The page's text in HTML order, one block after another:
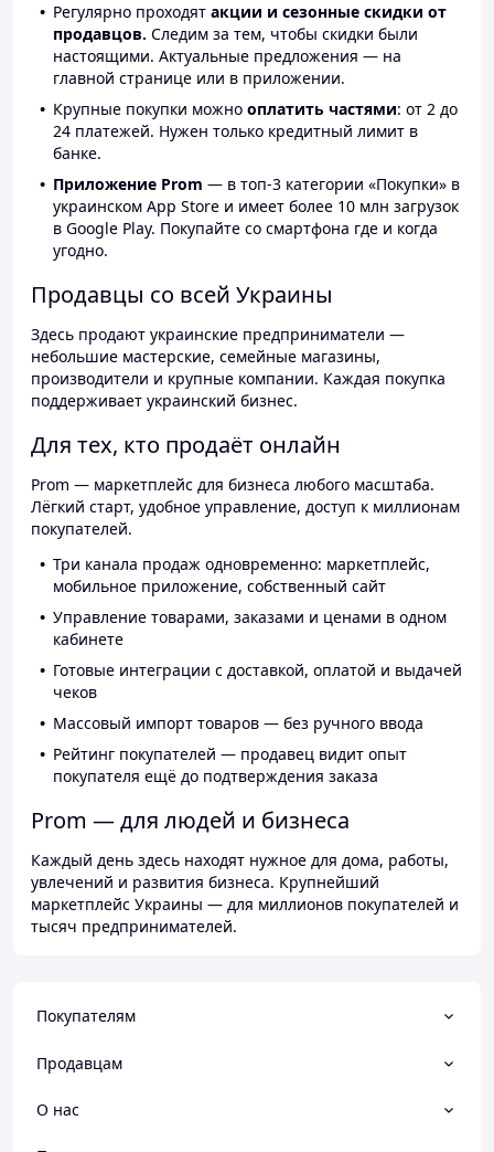
Регулярно проходят акции и сезонные скидки от
продавцов. Следим за тем, чтобы скидки были
настоящими. Актуальные предложения — на
главной странице или в приложении.
Крупные покупки можно оплатить частями: от 2 до
24 платежей. Нужен только кредитный лимит в
банке.
Приложение Prom — в топ-3 категории «Покупки» в
украинском App Store и имеет более 10 млн загрузок
в Google Play. Покупайте со смартфона где и когда
угодно.
Продавцы со всей Украины
Здесь продают украинские предприниматели —
небольшие мастерские, семейные магазины,
производители и крупные компании. Каждая покупка
поддерживает украинский бизнес.
Для тех, кто продаёт онлайн
Prom — маркетплейс для бизнеса любого масштаба.
Лёгкий старт, удобное управление, доступ к миллионам
покупателей.
Три канала продаж одновременно: маркетплейс,
мобильное приложение, собственный сайт
Управление товарами, заказами и ценами в одном
кабинете
Готовые интеграции с доставкой, оплатой и выдачей
чеков
Массовый импорт товаров — без ручного ввода
Рейтинг покупателей — продавец видит опыт
покупателя ещё до подтверждения заказа
Prom — для людей и бизнеса
Каждый день здесь находят нужное для дома, работы,
увлечений и развития бизнеса. Крупнейший
маркетплейс Украины — для миллионов покупателей и
тысяч предпринимателей.
Покупателям
Продавцам
О нас